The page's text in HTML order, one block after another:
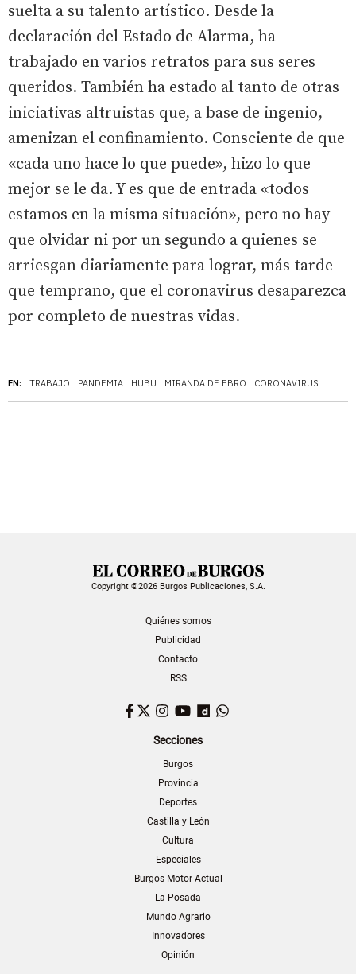
EN: TRABAJO PANDEMIA HUBU MIRANDA DE EBRO CORONAVIRUS
suelta a su talento artístico. Desde la
declaración del Estado de Alarma, ha
trabajado en varios retratos para sus seres
queridos. También ha estado al tanto de otras
iniciativas altruistas que, a base de ingenio,
amenizan el confinamiento. Consciente de que
«cada uno hace lo que puede», hizo lo que
mejor se le da. Y es que de entrada «todos
estamos en la misma situación», pero no hay
que olvidar ni por un segundo a quienes se
arriesgan diariamente para lograr, más tarde
que temprano, que el coronavirus desaparezca
por completo de nuestras vidas.
Copyright ©2026 Burgos Publicaciones, S.A.
Quiénes somos
Publicidad
Contacto
RSS
Facebook
TwitterInstagram
YouTubeDailymotion
Secciones
Burgos
Provincia
Deportes
Castilla y León
Cultura
Especiales
Burgos Motor Actual
La Posada
Mundo Agrario
Innovadores
Opinión